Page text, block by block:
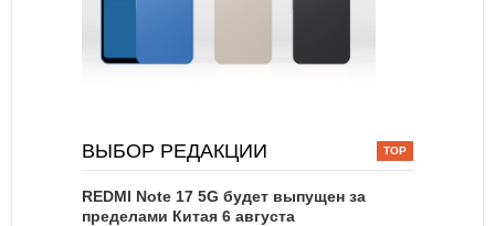
ВЫБОР РЕДАКЦИИ
REDMI Note 17 5G будет выпущен за
пределами Китая 6 августа